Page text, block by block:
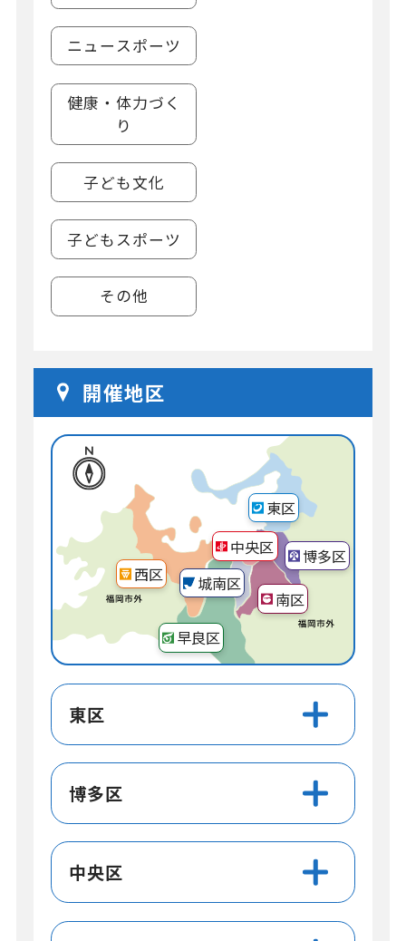
ニュースポーツ
健康・体力づく
り
子ども文化
子どもスポーツ
その他
開催地区
東区
博多区
中央区
南区
城南区
早良区
西区
東区
博多区
中央区